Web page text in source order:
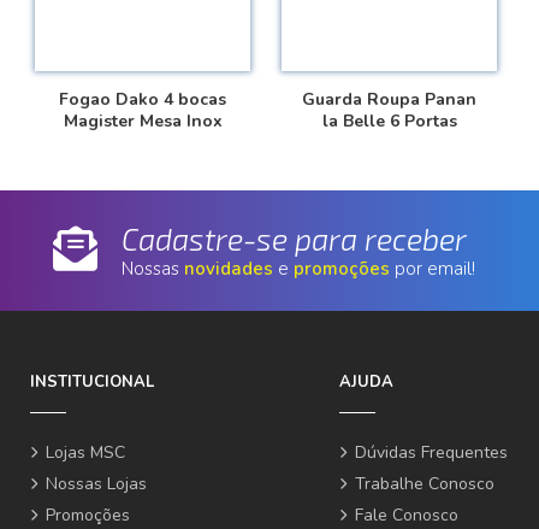
Fogao Dako 4 bocas
Magister Mesa Inox
Guarda Roupa Panan
la Belle 6 Portas
Cadastre-se para receber
Nossas novidades e promoções por email!
INSTITUCIONAL
Lojas MSC
Nossas Lojas
Promoções
AJUDA
Dúvidas Frequentes
Trabalhe Conosco
Fale Conosco